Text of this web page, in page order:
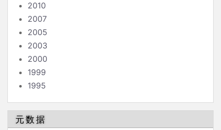
2010
2007
2005
2003
2000
1999
1995
元数据